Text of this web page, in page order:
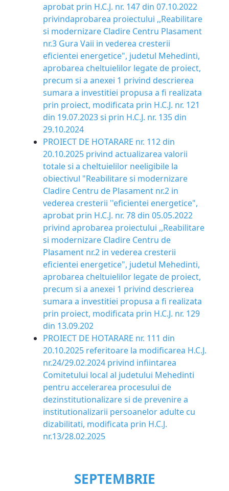
aprobat prin H.C.J. nr. 147 din 07.10.2022
privindaprobarea proiectului ,,Reabilitare
si modernizare Cladire Centru Plasament
nr.3 Gura Vaii in vederea cresterii
eficientei energetice", judetul Mehedinti,
aprobarea cheltuielilor legate de proiect,
precum si a anexei 1 privind descrierea
sumara a investitiei propusa a fi realizata
prin proiect, modificata prin H.C.J. nr. 121
din 19.07.2023 si prin H.C.J. nr. 135 din
29.10.2024
PROIECT DE HOTARARE nr. 112 din
20.10.2025 privind actualizarea valorii
totale si a cheltuielilor neeligibile la
obiectivul "Reabilitare si modernizare
Cladire Centru de Plasament nr.2 in
vederea cresterii ''eficientei energetice",
aprobat prin H.C.J. nr. 78 din 05.05.2022
privind aprobarea proiectului ,,Reabilitare
si modernizare Cladire Centru de
Plasament nr.2 in vederea cresterii
eficientei energetice", judetul Mehedinti,
aprobarea cheltuielilor legate de proiect,
precum si a anexei 1 privind descrierea
sumara a investitiei propusa a fi realizata
prin proiect, modificata prin H.C.J. nr. 129
din 13.09.202
PROIECT DE HOTARARE nr. 111 din
20.10.2025 referitoare la modificarea H.C.J.
nr.24/29.02.2024 privind infiintarea
Comitetului local al judetului Mehedinti
pentru accelerarea procesului de
dezinstitutionalizare si de prevenire a
institutionalizarii persoanelor adulte cu
dizabilitati, modificata prin H.C.J.
nr.13/28.02.2025
SEPTEMBRIE